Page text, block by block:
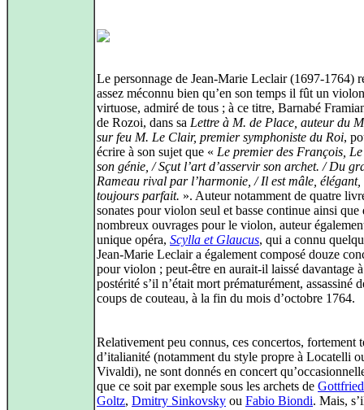
Le personnage de Jean-Marie Leclair (1697‑1764)
assez méconnu bien qu’en son temps il fût un
virtuose, admiré de tous ; à ce titre, Barnabé
de Rozoi, dans sa Lettre à M. de Place, auteur du
sur feu M. Le Clair, premier symphoniste du Roi,
écrire à son sujet que « Le premier des François,
son génie, / Sçut l’art d’asservir son archet. / Du
Rameau rival par l’harmonie, / Il est mâle, élégant,
toujours parfait. ». Auteur notamment de quatre
sonates pour violon seul et basse continue ainsi que
nombreux ouvrages pour le violon, auteur
unique opéra, Scylla et Glaucus, qui a connu
Jean‑Marie Leclair a également composé douze
pour violon ; peut-être en aurait-il laissé davantage
postérité s’il n’était mort prématurément, assassiné
coups de couteau, à la fin du mois d’octobre 1764.
Relativement peu connus, ces concertos, fortement
d’italianité (notamment du style propre à Locatelli
Vivaldi), ne sont donnés en concert
que ce soit par exemple sous les archets de
Goltz, Dmitry Sinkovsky ou Fabio Biondi. Mais,